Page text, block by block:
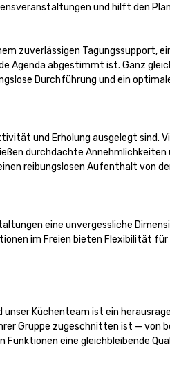
und hilft den
zuverlässigen Tagungssupport,
abgestimmt ist. Ganz
Durchführung und ein
und Erholung ausgelegt sind.
durchdachte
reibungslosen Aufenthalt von
eine unvergessliche
im Freien bieten Flexibilität
Küchenteam ist ein
Gruppe zugeschnitten ist — von
Funktionen eine gleichbleibende